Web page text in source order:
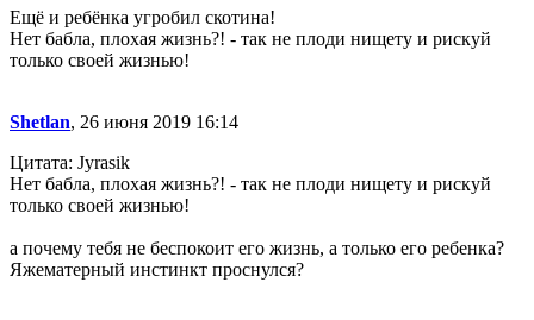
Ещё и ребёнка угробил скотина!
Нет бабла, плохая жизнь?! - так не плоди нищету и рискуй
только своей жизнью!
Shetlan, 26 июня 2019 16:14
Цитата: Jyrasik
Нет бабла, плохая жизнь?! - так не плоди нищету и рискуй
только своей жизнью!
а почему тебя не беспокоит его жизнь, а только его ребенка?
Яжематерный инстинкт проснулся?